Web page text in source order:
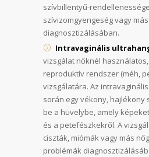
szívbillentyű-
szívizomgyengeség vagy
diagnosztizálásában.
Intravaginális
vizsgálat nőknél
reproduktív rendszer (méh,
vizsgálatára. Az
során egy vékony, hajlékony
be a hüvelybe, amely
és a petefészkekről. A
ciszták, miómák vagy más
problémák